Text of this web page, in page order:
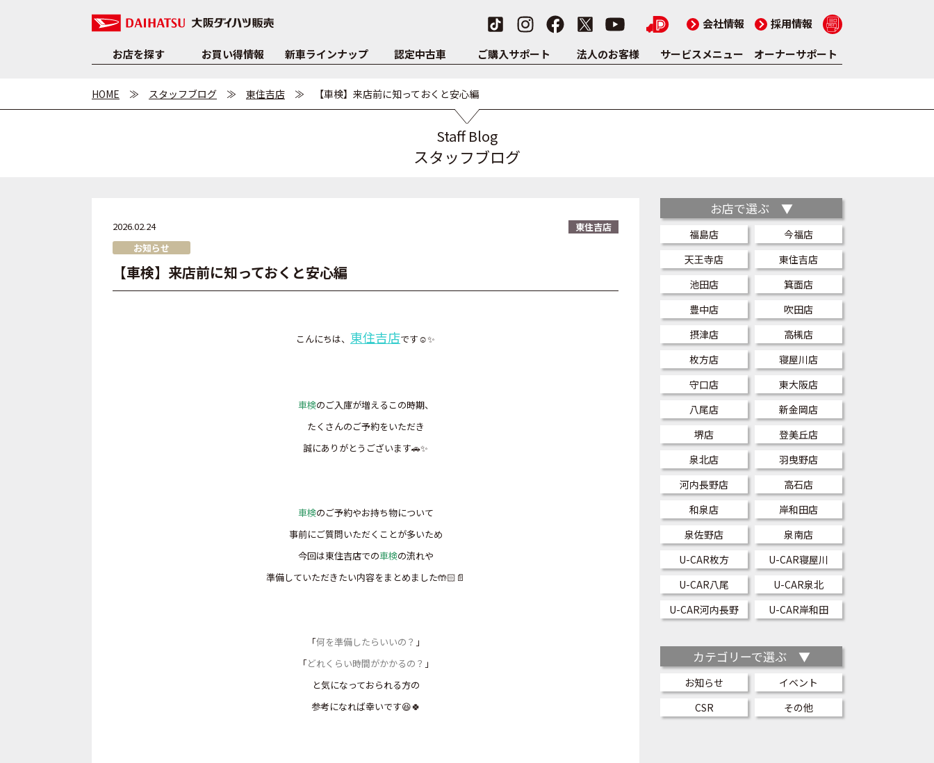
会社情報 採用情報
お店を探す お買い得情報 新車ラインナップ 認定中古車 ご購入サポート 法人のお客様 サービスメニュー オーナーサポート
HOME スタッフブログ 東住吉店 【車検】来店前に知っておくと安心編
Staff Blog
スタッフブログ
2026.02.24
東住吉店
お知らせ
【車検】来店前に知っておくと安心編
こんにちは、 東住吉店です☺️✨
車検のご入庫が増えるこの時期、
たくさんのご予約をいただき
誠にありがとうございます🚗✨️
車検のご予約やお持ち物について
事前にご質問いただくことが多いため
今回は東住吉店での車検の流れや
準備していただきたい内容をまとめました🤲🏻📄
「何を準備したらいいの？ 」
「どれくらい時間がかかるの？ 」
と気になっておられる方の
参考になれば幸いです😆🍀
お店で選ぶ ▼
福島店
今福店
天王寺店
東住吉店
池田店
箕面店
豊中店
吹田店
摂津店
高槻店
枚方店
寝屋川店
守口店
東大阪店
八尾店
新金岡店
堺店
登美丘店
泉北店
羽曳野店
河内長野店
高石店
和泉店
岸和田店
泉佐野店
泉南店
U-CAR枚方
U-CAR寝屋川
U-CAR八尾
U-CAR泉北
U-CAR河内長野
U-CAR岸和田
カテゴリーで選ぶ ▼
お知らせ
イベント
CSR
その他